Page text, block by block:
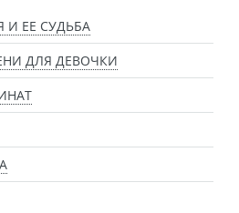
И ЕЕ СУДЬБА
ДЛЯ ДЕВОЧКИ